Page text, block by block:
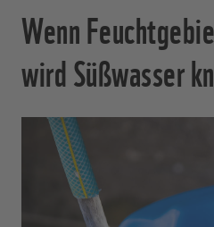
Wenn
wird Süßwasser